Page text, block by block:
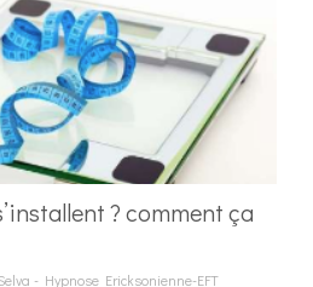
? comment ça
- Hypnose Ericksonienne-EFT